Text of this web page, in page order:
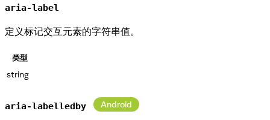
aria-label
定义标记交互元素的字符串值。
类型
string
aria-labelledby Android